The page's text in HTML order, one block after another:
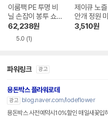
이룸팩 PE 투명 비
닐 손잡이 봉투 쇼
핑백 30x20cm
62,238원
5.0 (1)
제이큐 노즐
안개 정원
원예 스프링
3,510원
파워링크 광고
용돈박스 플라워로데
광고
blog.naver.com/lodeflower
용돈박스 사전예